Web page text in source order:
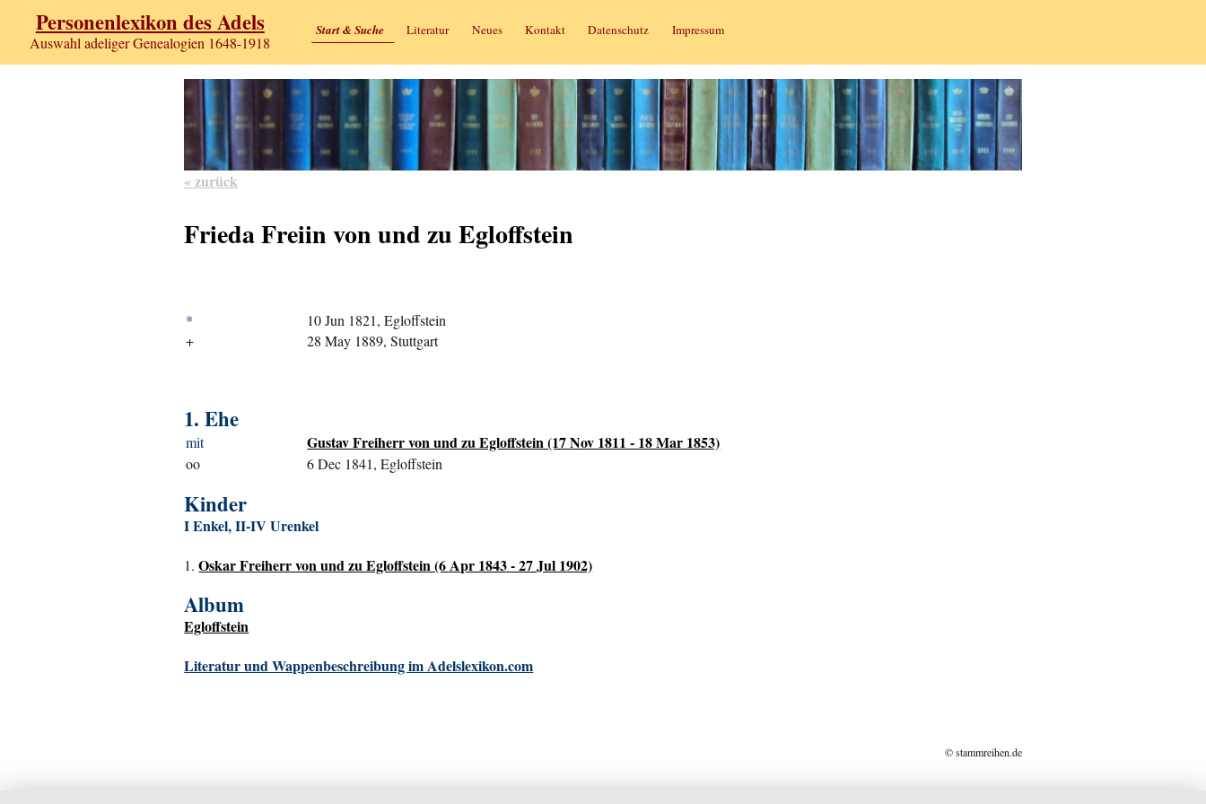
Personenlexikon des Adels
Auswahl adeliger Genealogien 1648-1918
Start & Suche Literatur Neues Kontakt Datenschutz Impressum
« zurück
Frieda Freiin von und zu Egloffstein
*
10 Jun 1821, Egloffstein
+
28 May 1889, Stuttgart
1. Ehe
mit Gustav Freiherr von und zu Egloffstein (17 Nov 1811 - 18 Mar 1853)
oo 6 Dec 1841, Egloffstein
Kinder
I Enkel, II-IV Urenkel
1.Oskar Freiherr von und zu Egloffstein (6 Apr 1843 - 27 Jul 1902)
Album
Egloffstein
Literatur und Wappenbeschreibung im Adelslexikon.com
© stammreihen.de